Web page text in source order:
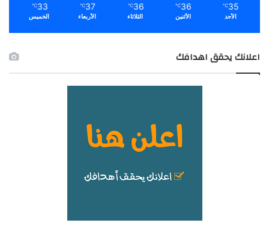
35
℃
الأحد
36
℃
الأثنين
36
℃
الثلاثاء
37
℃
الأربعاء
33
℃
الخميس
اعلانك يحقق اهدافك